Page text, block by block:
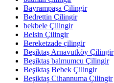
Bayrampaşa Çilingir
Bedrettin Çilingir
bekbele Çilingir
Belsin Çilingir
Bereketzade çilingir
Beşiktaş Arnavutköy Çilingir
Beşiktaş balmumcu Çilingir
Beşiktaş Bebek Çilingir
Beşiktaş Cihannuma Çilingir